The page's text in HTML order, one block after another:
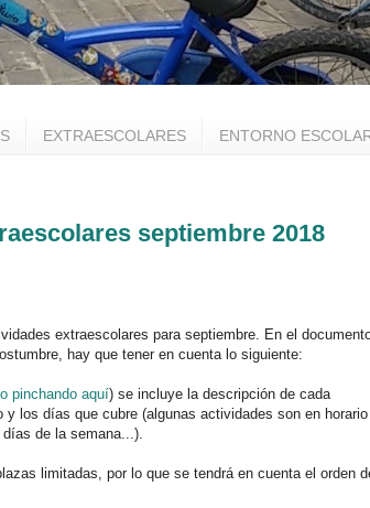
EXTRAESCOLARES ENTORNO
septiembre 2018
extraescolares para septiembre. En el
hay que tener en cuenta lo siguiente:
pinchando aquí) se incluye la descripción de cada
los días que cubre (algunas actividades son en horario
de la semana...).
limitadas, por lo que se tendrá en cuenta el orden